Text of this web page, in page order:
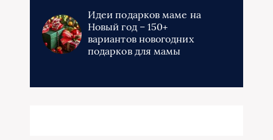
Идеи подарков маме на
Новый год – 150+
вариантов новогодних
подарков для мамы